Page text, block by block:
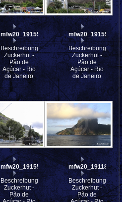
mfw20_191558
Beschreibung:
Zuckerhut -
Pão de
Açúcar - Rio
de Janeiro
mfw20_191557
Beschreibung:
Zuckerhut -
Pão de
Açúcar - Rio
de Janeiro
mfw20_191554
Beschreibung:
Zuckerhut -
Pão de
mfw20_191186
Beschreibung:
Zuckerhut -
Pão de